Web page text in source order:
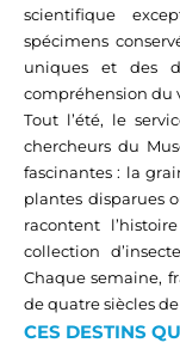
scientifique
spécimens
uniques et des
compréhension du
Tout l’été, le
chercheurs du
fascinantes : la
plantes disparues
racontent
collection
Chaque semaine,
de quatre siècles
CES DESTINS